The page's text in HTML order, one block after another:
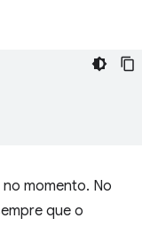
momento. No
que o